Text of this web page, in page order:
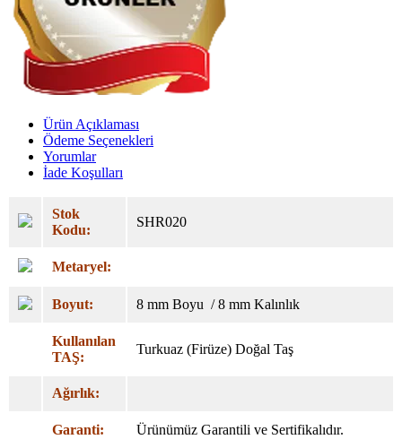
Ürün Açıklaması
Ödeme Seçenekleri
Yorumlar
İade Koşulları
Stok
Kodu:
SHR020
Metaryel:
Boyut: 8 mm Boyu / 8 mm Kalınlık
Kullanılan
TAŞ:
Turkuaz (Firüze) Doğal Taş
Ağırlık:
Garanti: Ürünümüz Garantili ve Sertifikalıdır.